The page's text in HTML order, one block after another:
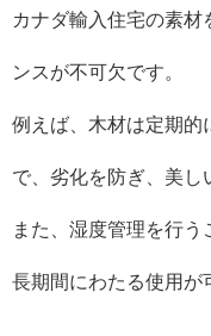
カナダ輸入住宅の素
ンスが不可欠です。
例えば、木材は定期的
で、劣化を防ぎ、美し
また、湿度管理を行う
長期間にわたる使用が